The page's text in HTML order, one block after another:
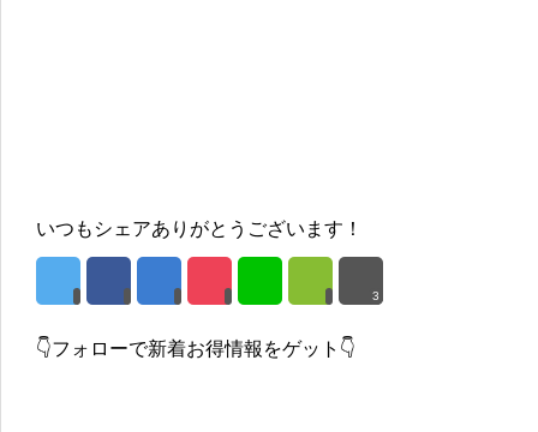
いつもシェアありがとうございます！
3
👇フォローで新着お得情報をゲット👇